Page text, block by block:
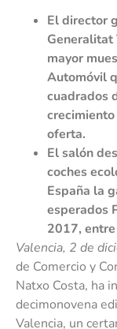
Eldirector
Generalitat
mayor
Automóvil
cuadrados
oferta.
El salón
coches
España la
esperados
2017,
Valencia, 2 de
de Comercio y
Natxo Costa, ha
decimonovena
Valencia, un